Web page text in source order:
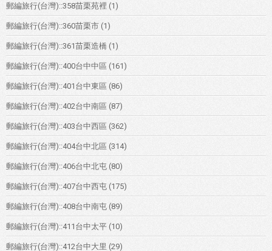
郵編旅行(台灣)::358苗栗苑裡 (1)
郵編旅行(台灣)::360苗栗市 (1)
郵編旅行(台灣)::361苗栗造橋 (1)
郵編旅行(台灣)::400台中中區 (161)
郵編旅行(台灣)::401台中東區 (86)
郵編旅行(台灣)::402台中南區 (87)
郵編旅行(台灣)::403台中西區 (362)
郵編旅行(台灣)::404台中北區 (314)
郵編旅行(台灣)::406台中北屯 (80)
郵編旅行(台灣)::407台中西屯 (175)
郵編旅行(台灣)::408台中南屯 (89)
郵編旅行(台灣)::411台中太平 (10)
郵編旅行(台灣)::412台中大里 (29)